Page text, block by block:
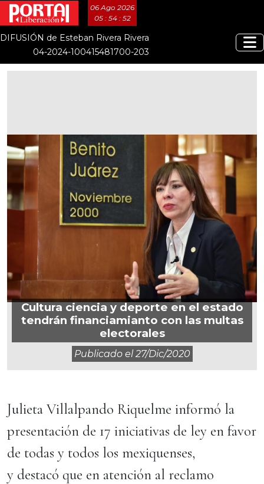
06 Ago 2026
05 : 54 : 52
DIFUSIÓN de Esteban Rivera Rivera
04-2024-100415481700-203
Cultura ciencia y deporte en el estado
tendrán financiamianto con las multas
electorales
Publicado el27/dic/2020
Julieta Villalpando Riquelme informó la
presentación de 17 iniciativas de ley en favor
de todas y todos los mexiquenses,
y destacó que en atención al reclamo